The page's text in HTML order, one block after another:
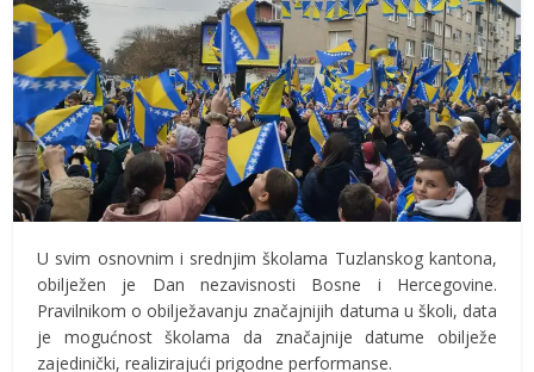
U svim osnovnim i srednjim školama Tuzlanskog kantona,
obilježen je Dan nezavisnosti Bosne i Hercegovine.
Pravilnikom o obilježavanju značajnijih datuma u školi, data
je mogućnost školama da značajnije datume obilježe
zajedinički, realizirajući prigodne performanse.